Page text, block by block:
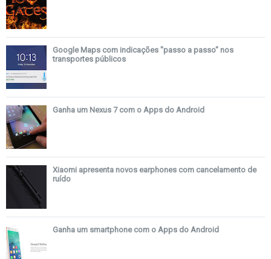
Google Maps com indicações "passo a passo" nos
transportes públicos
Ganha um Nexus 7 com o Apps do Android
Xiaomi apresenta novos earphones com cancelamento de
ruído
Ganha um smartphone com o Apps do Android